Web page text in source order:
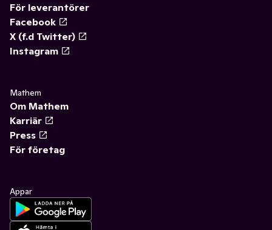
För leverantörer
Facebook
X (f.d Twitter)
Instagram
Mathem
Om Mathem
Karriär
Press
För företag
Appar